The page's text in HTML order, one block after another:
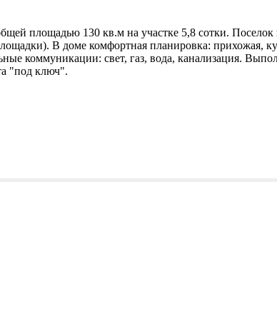
площадью 130 кв.м на участке 5,8 сотки.
В доме комфортная планировка: прихожая,
коммуникации: свет, газ, вода, канализация.
"под ключ".